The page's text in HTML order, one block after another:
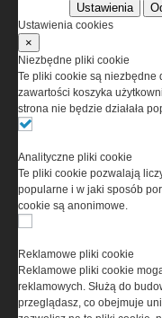
Przeczytaj
informacji na
w celu świadczenia
w tym w sposób
Korzystanie z
dokonać zmiany
cookies. Nim
serwisu prosimy o
prywatności oraz
Ustawienia
Ustawienia cookies
×
Niezbędne pliki cookie
Te pliki cookie są niezbędne
zawartości koszyka
strona nie będzie działała
Analityczne pliki cookie
Te pliki cookie pozwalają
popularne i w jaki sposób
cookie są anonimowe.
Reklamowe pliki cookie
Reklamowe pliki cookie
reklamowych. Służą do
przeglądasz, co obejmuje